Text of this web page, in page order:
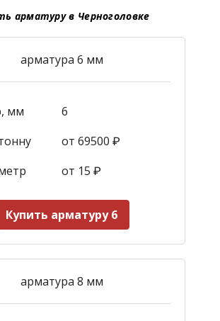
арматуру в Черноголовке
арматура 6 мм
мм
6
от 69500 ₽
от 15 ₽
Купить арматуру 6
арматура 8 мм